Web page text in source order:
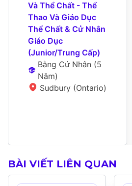
Và Thể Chất - Thể
Thao Và Giáo Dục
Thể Chất & Cử Nhân
Giáo Dục
(Junior/Trung Cấp)
Bằng Cử Nhân (5
Năm)
Sudbury (Ontario)
BÀI VIẾT LIÊN QUAN